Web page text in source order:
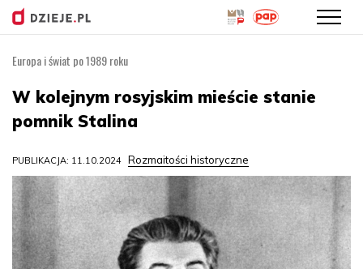
treści
Europa i świat po 1989 roku
W kolejnym rosyjskim mieście stanie
pomnik Stalina
PUBLIKACJA: 11.10.2024 Rozmaitości historyczne